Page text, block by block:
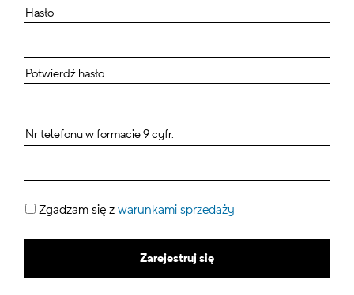
Hasło
Potwierdź hasło
Nr telefonu w formacie 9 cyfr.
Zgadzam się z warunkami sprzedaży
Zarejestruj się